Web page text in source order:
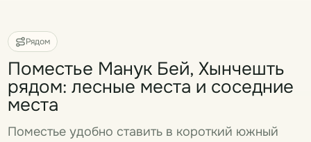
Рядом
Поместье Манук Бей, Хынчешть
рядом: лесные места и соседние
места
Поместье удобно ставить в короткий южный